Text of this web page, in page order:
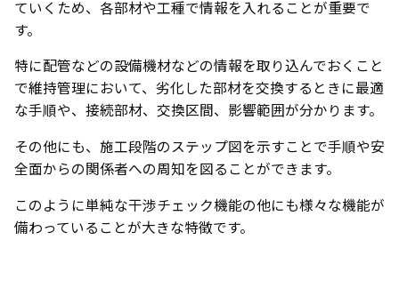
ていくため、各部材や工種で情報を入れることが重要で
す。
特に配管などの設備機材などの情報を取り込んでおくこと
で維持管理において、劣化した部材を交換するときに最適
な手順や、接続部材、交換区間、影響範囲が分かります。
その他にも、施工段階のステップ図を示すことで手順や安
全面からの関係者への周知を図ることができます。
このように単純な干渉チェック機能の他にも様々な機能が
備わっていることが大きな特徴です。